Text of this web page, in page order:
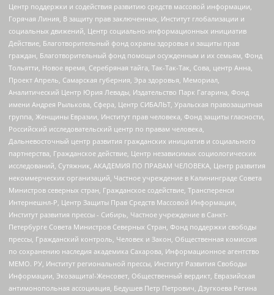
Центр поддержки и содействия развитию средств массовой информации,
Горячая Линия, В защиту прав заключенных, Институт глобализации и
социальных движений, Центр социально-информационных инициатив
Действие, Благотворительный фонд охраны здоровья и защиты прав
граждан, Благотворительный фонд помощи осужденным и их семьям, Фонд
Тольятти, Новое время, Серебряная тайга, Так-Так-Так, Сова, центр Анна,
Проект Апрель, Самарская губерния, Эра здоровья, Мемориал,
Аналитический Центр Юрия Левады, Издательство Парк Гагарина, Фонд
имени Андрея Рылькова, Сфера, Центр СИБАЛЬТ, Уральская правозащитная
группа, Женщины Евразии, Институт прав человека, Фонд защиты гласности,
Российский исследовательский центр по правам человека,
Дальневосточный центр развития гражданских инициатив и социального
партнерства, Гражданское действие, Центр независимых социологических
исследований, Сутяжник, АКАДЕМИЯ ПО ПРАВАМ ЧЕЛОВЕКА, Центр развития
некоммерческих организаций, Частное учреждение в Калининграде Совета
Министров северных стран, Гражданское содействие, Трансперенси
Интернешнл-Р, Центр Защиты Прав Средств Массовой Информации,
Институт развития прессы - Сибирь, Частное учреждение в Санкт-
Петербурге Совета Министров Северных Стран, Фонд поддержки свободы
прессы, Гражданский контроль, Человек и Закон, Общественная комиссия
по сохранению наследия академика Сахарова, Информационное агентство
МЕМО. РУ, Институт региональной прессы, Институт Развития Свободы
Информации, Экозащита!-Женсовет, Общественный вердикт, Евразийская
антимонопольная ассоциация, Бедушев Петр Петрович, Дзугкоева Регина